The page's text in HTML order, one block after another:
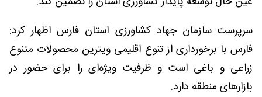
سرپرست سازمان جهاد کشاورزی استان فارس اظهار کرد:
فارس با برخورداری از تنوع اقلیمی ویترین محصولات متنوع
زراعی و باغی است و ظرفیت ویژه‌ای را برای حضور در
بازارهای منطقه دارد.